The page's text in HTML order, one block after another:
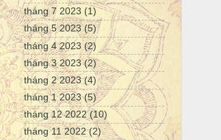
tháng 7 2023 (1)
tháng 5 2023(5)
tháng 4 2023(2)
tháng 3 2023(2)
tháng 2 2023(4)
tháng 1 2023(5)
tháng 12 2022(10)
tháng 11 2022(2)